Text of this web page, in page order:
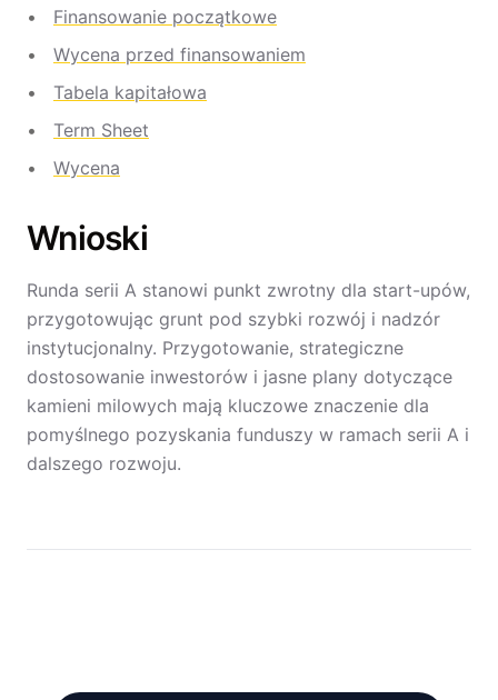
Finansowanie początkowe
Wycena przed finansowaniem
Tabela kapitałowa
Term Sheet
Wycena
Wnioski
Runda serii A stanowi punkt zwrotny dla start-upów,
przygotowując grunt pod szybki rozwój i nadzór
instytucjonalny. Przygotowanie, strategiczne
dostosowanie inwestorów i jasne plany dotyczące
kamieni milowych mają kluczowe znaczenie dla
pomyślnego pozyskania funduszy w ramach serii A i
dalszego rozwoju.